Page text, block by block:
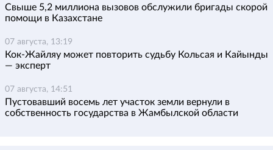
Свыше 5,2 миллиона вызовов обслужили бригады скорой
помощи в Казахстане
07 августа, 13:19
Кок-Жайляу может повторить судьбу Кольсая и Кайынды
— эксперт
07 августа, 14:51
Пустовавший восемь лет участок земли вернули в
собственность государства в Жамбылской области